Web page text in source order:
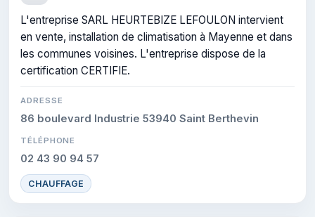
L'entreprise SARL HEURTEBIZE LEFOULON intervient
en vente, installation de climatisation à Mayenne et dans
les communes voisines. L'entreprise dispose de la
certification CERTIFIE.
ADRESSE
86 boulevard Industrie 53940 Saint Berthevin
TÉLÉPHONE
02 43 90 94 57
CHAUFFAGE